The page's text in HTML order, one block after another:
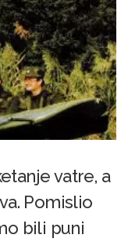
vatre, a
Pomislio
bili puni